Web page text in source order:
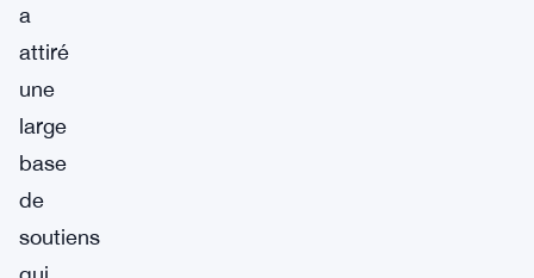
a
attiré
une
large
base
de
soutiens